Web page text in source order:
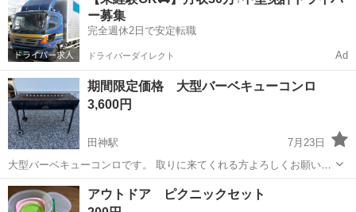
ます。 4,000円ほどの商品...
ー募集
完全週休2日で安定転職
ドライバーダイレクト Ad
期間限定価格 大型バーベキューコンロ
3,600円
田神駅
7月23日
大型バーベキューコンロです。 取りに来てくれる方よろしくお願いし
ます。 場所は岐阜市粟野です。 8-12人分ほどあると思います。 現状
渡しになります。 サイズは素人採寸ですが 幅122cm （取手をいれる
岐阜 岐阜市 田神駅 調理器具 バーベキュー
アウトドア ピクニックセット